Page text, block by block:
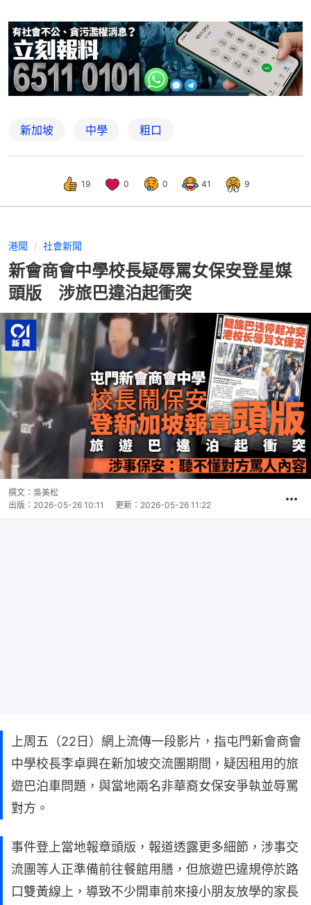
新加坡 中學 粗口
19 0 0 41 9
港聞 社會新聞
新會商會中學校長疑辱罵女保安登星媒
頭版 涉旅巴違泊起衝突
撰文： 吳美松
出版： 2026-05-26 10:11 更新： 2026-05-26 11:22
上周五（22日）網上流傳一段影片，指屯門新會商會
中學校長李卓興在新加坡交流團期間，疑因租用的旅
遊巴泊車問題，與當地兩名非華裔女保安爭執並辱罵
對方。
事件登上當地報章頭版，報道透露更多細節，涉事交
流團等人正準備前往餐館用膳，但旅遊巴違規停於路
口雙黃線上，導致不少開車前來接小朋友放學的家長